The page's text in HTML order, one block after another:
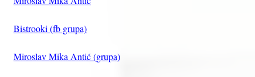
Bistrooki (fb grupa)
Miroslav Mika Antić (grupa)